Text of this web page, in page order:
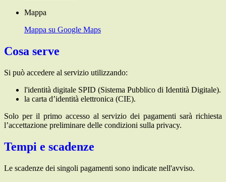
Mappa
Mappa su Google Maps
Cosa serve
Si può accedere al servizio utilizzando:
l'identità digitale SPID (Sistema Pubblico di Identità Digitale).
la carta d’identità elettronica (CIE).
Solo per il primo accesso al servizio dei pagamenti sarà richiesta
l’accettazione preliminare delle condizioni sulla privacy.
Tempi e scadenze
Le scadenze dei singoli pagamenti sono indicate nell'avviso.